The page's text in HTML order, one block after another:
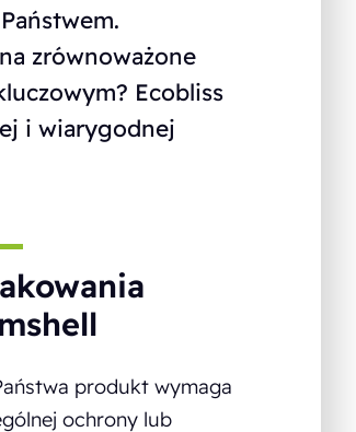
zrównoważone
Ecobliss
i wiarygodnej
produkt wymaga
ochrony lub